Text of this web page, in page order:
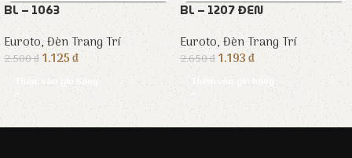
BL – 1063
Euroto,Đèn Trang Trí
2.500₫1.125₫
Thêm vào giỏ hàng
BL – 1207 ĐEN
Euroto,Đèn Trang Trí
2.650₫1.193₫
Thêm vào giỏ hàng